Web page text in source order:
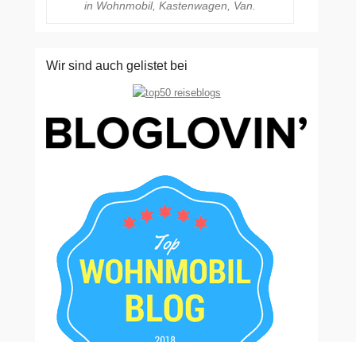
in Wohnmobil, Kastenwagen, Van.
Wir sind auch gelistet bei